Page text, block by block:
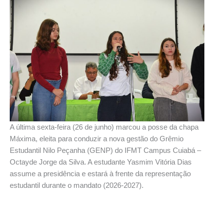
A última sexta-feira (26 de junho) marcou a posse da chapa
Máxima, eleita para conduzir a nova gestão do Grêmio
Estudantil Nilo Peçanha (GENP) do IFMT Campus Cuiabá –
Octayde Jorge da Silva. A estudante Yasmim Vitória Dias
assume a presidência e estará à frente da representação
estudantil durante o mandato (2026-2027).